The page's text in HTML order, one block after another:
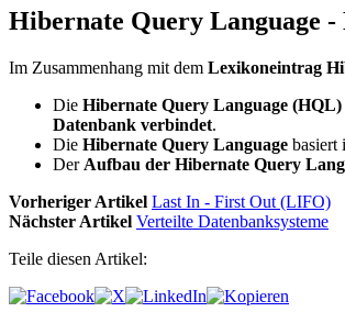
Hibernate Query Language
Im Zusammenhang mit dem Lexikoneintrag
Die Hibernate Query Language (HQL)
Datenbank verbindet.
Die Hibernate Query Language basiert
Der Aufbau der Hibernate Query
Vorheriger Artikel Last In - First Out (LIFO)
Nächster Artikel Verteilte Datenbanksysteme
Teile diesen Artikel: